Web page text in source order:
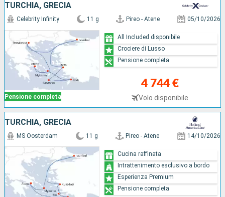
TURCHIA, GRECIA
Pensione completa
Celebrity Infinity 11 g Pireo - Atene 05/10/2026
4 744 €
Volo disponibile
All Included disponibile
Crociere di Lusso
Pensione completa
TURCHIA, GRECIA
MS Oosterdam 11 g Pireo - Atene 14/10/2026
Cucina raffinata
Intrattenimento esclusivo a bordo
Esperienza Premium
Pensione completa